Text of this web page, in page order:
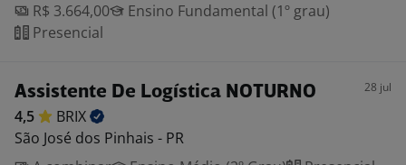
R$ 3.664,00
Ensino Fundamental (1º grau)
Presencial
Assistente De Logística NOTURNO 28 jul
4,5
BRIX
São José dos Pinhais - PR